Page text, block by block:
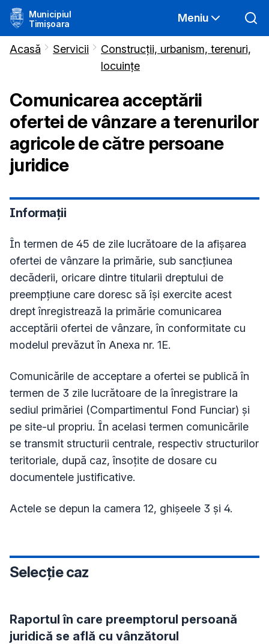
Municipiul
Timișoara
Meniu
Acasă Servicii
Construcții, urbanism, terenuri,
locuințe
Comunicarea acceptării
ofertei de vânzare a terenurilor
agricole de către persoane
juridice
Informații
În termen de 45 de zile lucrătoare de la afişarea
ofertei de vânzare la primărie, sub sancţiunea
decăderii, oricare dintre titularii dreptului de
preempţiune care doresc să îşi exercite acest
drept înregistrează la primărie comunicarea
acceptării ofertei de vânzare, în conformitate cu
modelul prevăzut în Anexa nr. 1E.
Comunicările de acceptare a ofertei se publică în
termen de 3 zile lucrătoare de la înregistrare la
sediul primăriei (Compartimentul Fond Funciar) şi
pe site-ul propriu. În acelasi termen comunicările
se transmit structurii centrale, respectiv structurilor
teritoriale, după caz, însoţite de dosare cu
documentele justificative.
Actele se depun la camera 12, ghişeele 3 și 4.
Selecție caz
Raportul în care preemptorul persoană
juridică se află cu vânzătorul